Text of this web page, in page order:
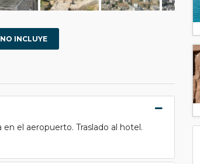
NO INCLUYE
el aeropuerto. Traslado al hotel.